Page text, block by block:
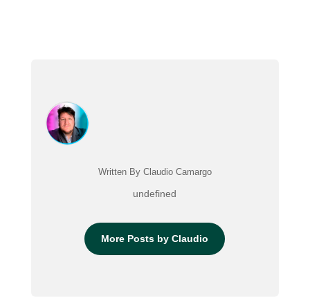
Written By Claudio Camargo
undefined
More Posts by Claudio